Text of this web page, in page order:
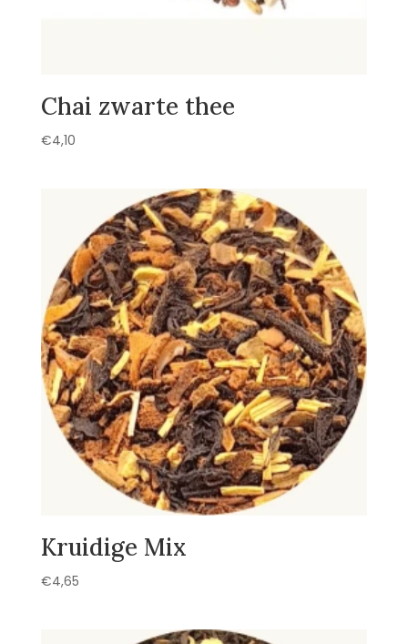
Chai zwarte thee
€4,10
Kruidige Mix
€4,65